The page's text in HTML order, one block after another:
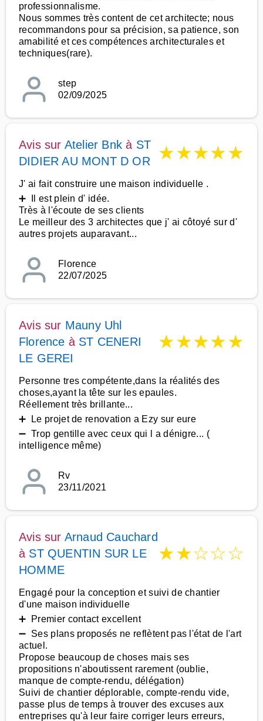
professionnalisme.
Nous sommes très content de cet architecte; nous
recommandons pour sa précision, sa patience, son
amabilité et ces compétences architecturales et
techniques(rare).
step
02/09/2025
Avis sur Atelier Bnk à ST
DIDIER AU MONT D OR
★★★★★
J' ai fait construire une maison individuelle .
➕ Il est plein d' idée.
Très à l'écoute de ses clients
Le meilleur des 3 architectes que j' ai côtoyé sur d'
autres projets auparavant...
Florence
22/07/2025
Avis sur Mauny Uhl
Florence à ST CENERI
LE GEREI
★★★★★
Personne tres compétente,dans la réalités des
choses,ayant la tête sur les epaules.
Réellement très brillante...
➕ Le projet de renovation a Ezy sur eure
➖ Trop gentille avec ceux qui l a dénigre... (
intelligence même)
Rv
23/11/2021
Avis sur Arnaud Cauchard
à ST QUENTIN SUR LE
HOMME
★★☆☆☆
Engagé pour la conception et suivi de chantier
d'une maison individuelle
➕ Premier contact excellent
➖ Ses plans proposés ne reflètent pas l'état de l'art
actuel.
Propose beaucoup de choses mais ses
propositions n'aboutissent rarement (oublie,
manque de compte-rendu, délégation)
Suivi de chantier déplorable, compte-rendu vide,
passe plus de temps à trouver des excuses aux
entreprises qu'à leur faire corriger leurs erreurs,